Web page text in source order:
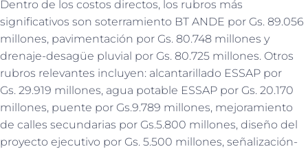
Dentro de los costos directos, los rubros más
significativos son soterramiento BT ANDE por Gs. 89.056
millones, pavimentación por Gs. 80.748 millones y
drenaje-desagüe pluvial por Gs. 80.725 millones. Otros
rubros relevantes incluyen: alcantarillado ESSAP por
Gs. 29.919 millones, agua potable ESSAP por Gs. 20.170
millones, puente por Gs.9.789 millones, mejoramiento
de calles secundarias por Gs.5.800 millones, diseño del
proyecto ejecutivo por Gs. 5.500 millones, señalización-